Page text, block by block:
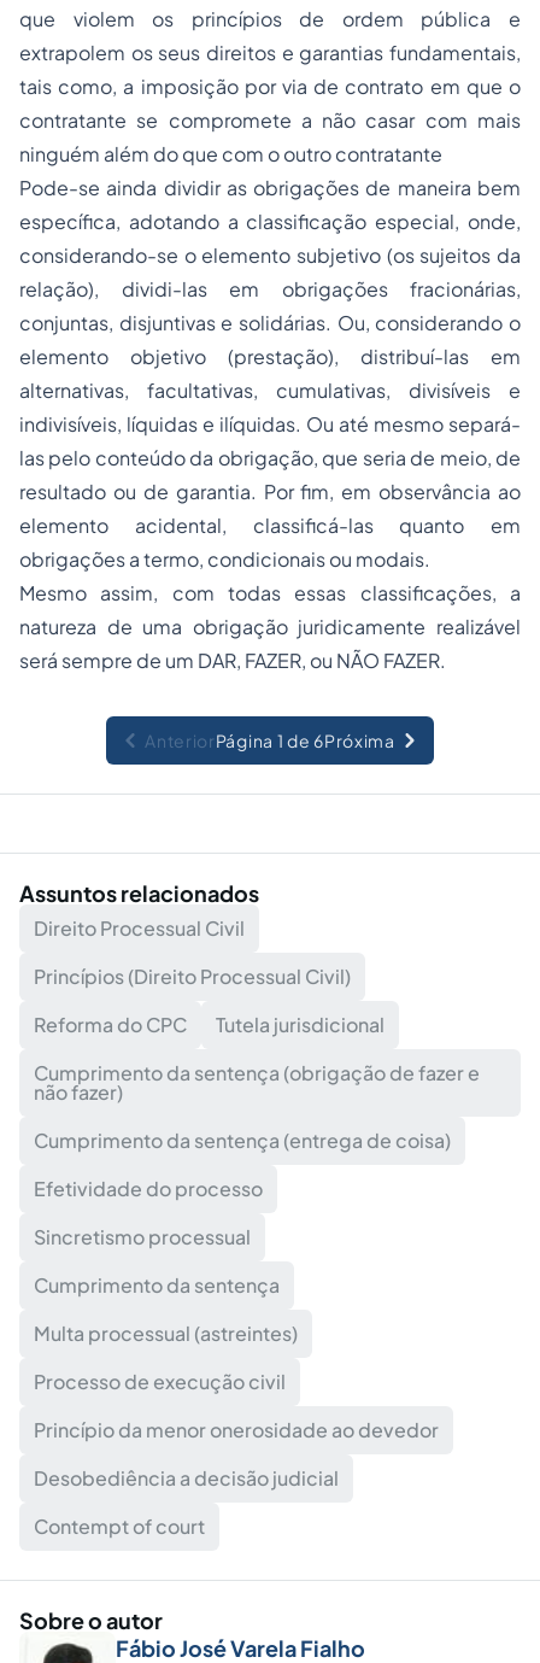
que violem os princípios de ordem pública e
extrapolem os seus direitos e garantias fundamentais,
tais como, a imposição por via de contrato em que o
contratante se compromete a não casar com mais
ninguém além do que com o outro contratante
Pode-se ainda dividir as obrigações de maneira bem
específica, adotando a classificação especial, onde,
considerando-se o elemento subjetivo (os sujeitos da
relação), dividi-las em obrigações fracionárias,
conjuntas, disjuntivas e solidárias. Ou, considerando o
elemento objetivo (prestação), distribuí-las em
alternativas, facultativas, cumulativas, divisíveis e
indivisíveis, líquidas e ilíquidas. Ou até mesmo separá-
las pelo conteúdo da obrigação, que seria de meio, de
resultado ou de garantia. Por fim, em observância ao
elemento acidental, classificá-las quanto em
obrigações a termo, condicionais ou modais.
Mesmo assim, com todas essas classificações, a
natureza de uma obrigação juridicamente realizável
será sempre de um DAR, FAZER, ou NÃO FAZER.
AnteriorPágina 1 de 6Próxima
Assuntos relacionados
Direito Processual Civil
Princípios (Direito Processual Civil)
Reforma do CPC
Tutela jurisdicional
Cumprimento da sentença (obrigação de fazer e
não fazer)
Cumprimento da sentença (entrega de coisa)
Efetividade do processo
Sincretismo processual
Cumprimento da sentença
Multa processual (astreintes)
Processo de execução civil
Princípio da menor onerosidade ao devedor
Desobediência a decisão judicial
Contempt of court
Sobre o autor
Fábio José Varela Fialho